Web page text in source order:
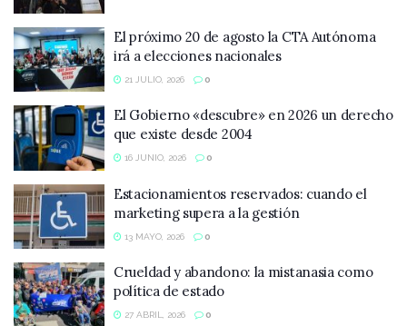
El próximo 20 de agosto la CTA Autónoma
irá a elecciones nacionales
21 JULIO, 2026 0
El Gobierno «descubre» en 2026 un derecho
que existe desde 2004
16 JUNIO, 2026 0
Estacionamientos reservados: cuando el
marketing supera a la gestión
13 MAYO, 2026 0
Crueldad y abandono: la mistanasia como
política de estado
27 ABRIL, 2026 0